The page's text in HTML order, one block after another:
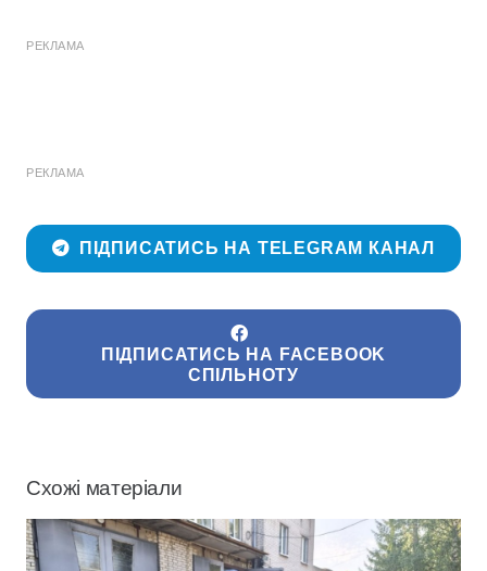
РЕКЛАМА
РЕКЛАМА
ПІДПИСАТИСЬ НА TELEGRAM КАНАЛ
ПІДПИСАТИСЬ НА FACEBOOK
СПІЛЬНОТУ
Схожі матеріали